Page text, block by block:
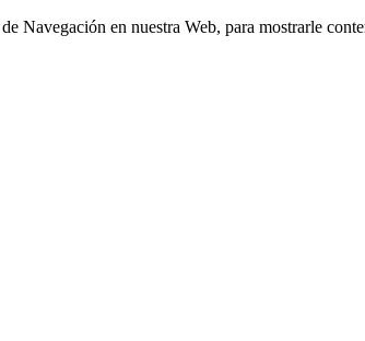
Navegación en nuestra Web, para mostrarle